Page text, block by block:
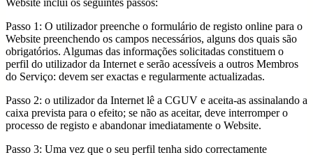
Website inclui os seguintes passos:
Passo 1: O utilizador preenche o formulário de registo online para o
Website preenchendo os campos necessários, alguns dos quais são
obrigatórios. Algumas das informações solicitadas constituem o
perfil do utilizador da Internet e serão acessíveis a outros Membros
do Serviço: devem ser exactas e regularmente actualizadas.
Passo 2: o utilizador da Internet lê a CGUV e aceita-as assinalando a
caixa prevista para o efeito; se não as aceitar, deve interromper o
processo de registo e abandonar imediatamente o Website.
Passo 3: Uma vez que o seu perfil tenha sido correctamente